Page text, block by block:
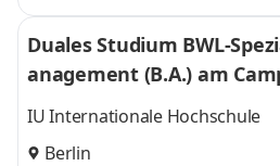
Duales Studium BWL-
anagement (B.A.) am
IU Internationale Hochschule
Berlin